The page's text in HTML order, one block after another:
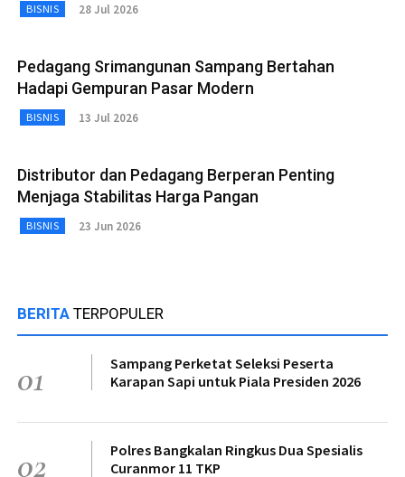
BISNIS 28 Jul 2026
Pedagang Srimangunan Sampang Bertahan
Hadapi Gempuran Pasar Modern
BISNIS 13 Jul 2026
Distributor dan Pedagang Berperan Penting
Menjaga Stabilitas Harga Pangan
BISNIS 23 Jun 2026
BERITA TERPOPULER
01
Sampang Perketat Seleksi Peserta
Karapan Sapi untuk Piala Presiden 2026
02
Polres Bangkalan Ringkus Dua Spesialis
Curanmor 11 TKP